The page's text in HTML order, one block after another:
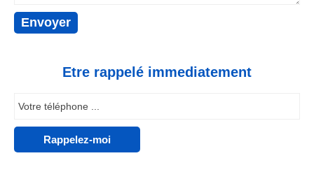
Etre rappelé immediatement